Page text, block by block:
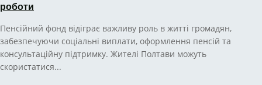
роботи
Пенсійний фонд відіграє важливу роль в житті громадян,
забезпечуючи соціальні виплати, оформлення пенсій та
консультаційну підтримку. Жителі Полтави можуть
скористатися...